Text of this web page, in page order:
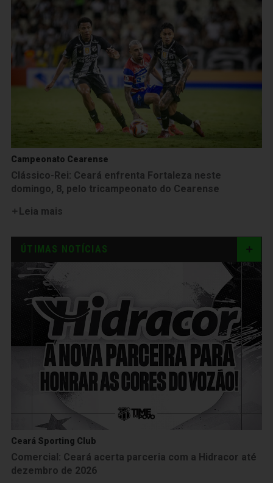
Campeonato Cearense
Clássico-Rei: Ceará enfrenta Fortaleza neste
domingo, 8, pelo tricampeonato do Cearense
Leia mais
ÚTIMAS NOTÍCIAS
Ceará Sporting Club
Comercial: Ceará acerta parceria com a Hidracor até
dezembro de 2026